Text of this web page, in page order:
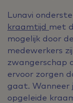
Lunavi
kraamtijd met
mogelijk door
medewerkers
zwangerschap
ervoor zorgen
gaat. Wanneer
opgeleide